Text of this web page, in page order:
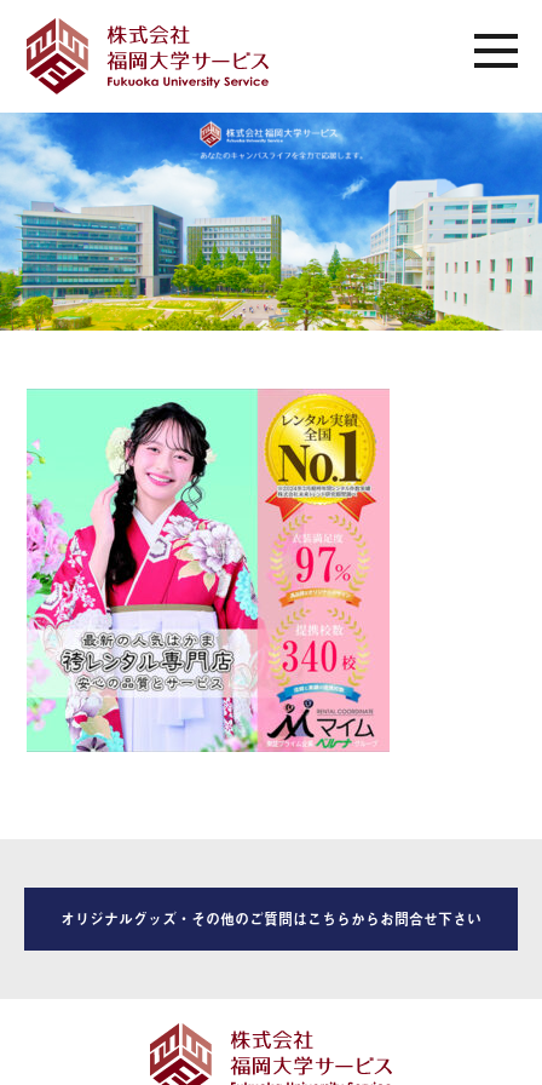
オリジナルグッズ・その他のご質問はこちらからお問合せ下さい